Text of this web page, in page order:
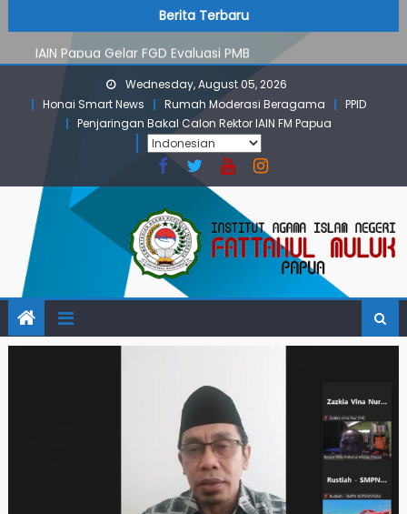
to
content
Berita Terbaru
IAIN Papua Gelar FGD Evaluasi PMB
KKN IAIN Papua: Kelompok Skow Sae Kolaborasi dengan
KKN UGM dan Uncen
Para Mahasiswa PGMI IAIN Papua Tembus Jurnal
Terindeks Google Scholar
Pembekalan KKN: Bangun Komunikasi Aktif dengan
Masyarakat
PMB Jalur Mandiri: Peserta Ujian Dari Lanny Jaya Hingga
Maluku
Wednesday, August 05, 2026
Honai Smart News
Rumah Moderasi Beragama
PPID
Penjaringan Bakal Calon Rektor IAIN FM Papua